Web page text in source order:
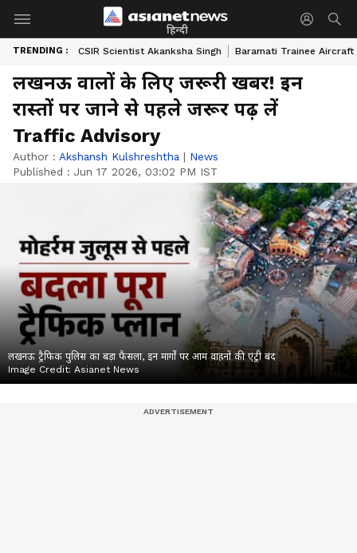
हिन्दी
TRENDING : CSIR Scientist Akanksha Singh Baramati Trainee Aircraft
लखनऊ वालों के लिए जरूरी खबर! इन
रास्तों पर जाने से पहले जरूर पढ़ लें
Traffic Advisory
Author : Akshansh Kulshreshtha | News
Published : Jun 17 2026, 03:02 PM IST
लखनऊ ट्रैफिक पुलिस का बड़ा फैसला, इन मार्गों पर आम वाहनों की एंट्री बंद
Image Credit: Asianet News